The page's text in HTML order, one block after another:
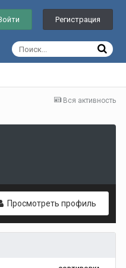
Регистрация
Вся активность
Просмотреть профиль